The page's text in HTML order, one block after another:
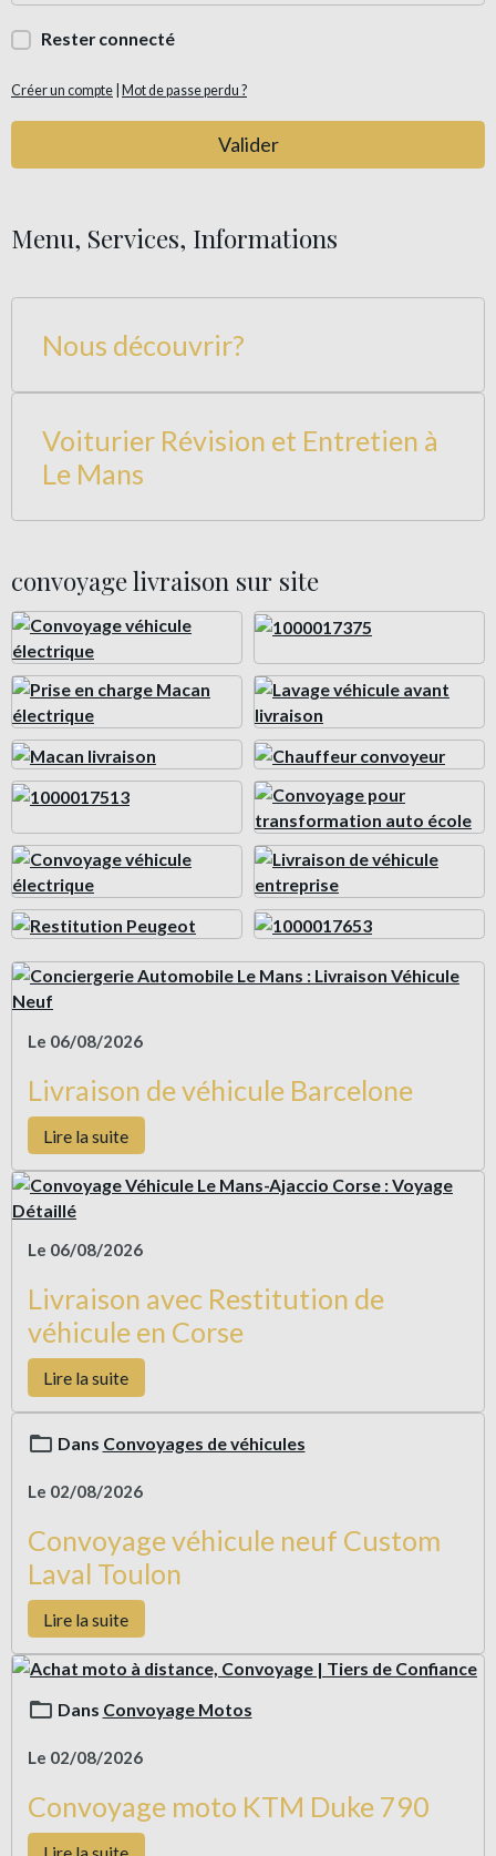
Rester connecté
Créer un compte Mot de passe perdu ?
Valider
Menu, Services, Informations
Nous découvrir?
Voiturier Révision et Entretien à
Le Mans
convoyage livraison sur site
Le 06/08/2026
Livraison de véhicule Barcelone
Lire la suite
Le 06/08/2026
Livraison avec Restitution de
véhicule en Corse
Lire la suite
Dans Convoyages de véhicules
Le 02/08/2026
Convoyage véhicule neuf Custom
Laval Toulon
Lire la suite
Dans Convoyage Motos
Le 02/08/2026
Convoyage moto KTM Duke 790